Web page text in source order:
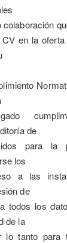
en la
de
para la
los
a las
de
todos los
de la
lo tanto para